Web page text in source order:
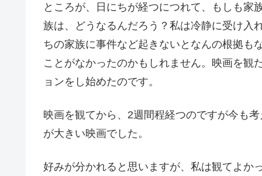
ところが、日にちが経つにつれて、もしも家
族は、どうなるんだろう？私は冷静に受け入
ちの家族に事件など起きないとなんの根拠も
ことがなかったのかもしれません。映画を観
ョンをし始めたのです。
映画を観てから、2週間程経つのですが今も
が大きい映画でした。
好みが分かれると思いますが、私は観てよか